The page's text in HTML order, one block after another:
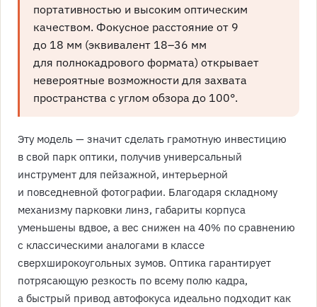
портативностью и высоким оптическим
качеством. Фокусное расстояние от 9
до 18 мм (эквивалент 18–36 мм
для полнокадрового формата) открывает
невероятные возможности для захвата
пространства с углом обзора до 100°.
Эту модель — значит сделать грамотную инвестицию
в свой парк оптики, получив универсальный
инструмент для пейзажной, интерьерной
и повседневной фотографии. Благодаря складному
механизму парковки линз, габариты корпуса
уменьшены вдвое, а вес снижен на 40% по сравнению
с классическими аналогами в классе
сверхширокоугольных зумов. Оптика гарантирует
потрясающую резкость по всему полю кадра,
а быстрый привод автофокуса идеально подходит как